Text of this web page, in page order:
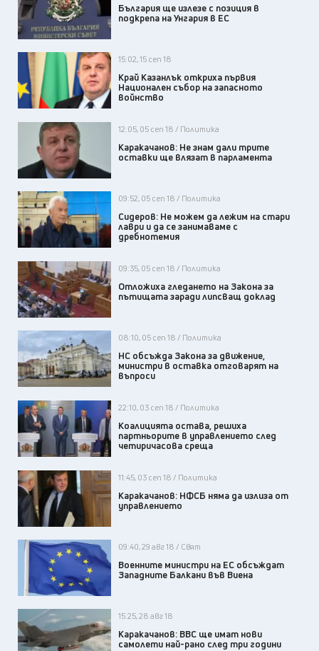
България ще излезе с позиция в
подкрепа на Унгария в ЕС
15:02, 15 сеп 18
Край Казанлък откриха първия
Национален събор на запасното
войнство
12:05, 05 сеп 18 / Политика
Каракачанов: Не знам дали трите
оставки ще влязат в парламента
09:52, 05 сеп 18 / Политика
Сидеров: Не можем да лежим на стари
лаври и да се занимаваме с
дребнотемия
09:35, 05 сеп 18 / Политика
Отложиха гледането на Закона за
пътищата заради липсващ доклад
08:10, 05 сеп 18 / Политика
НС обсъжда Закона за движение,
министри в оставка отговарят на
въпроси
22:10, 03 сеп 18 / Политика
Коалицията остава, решиха
партньорите в управлението след
четиричасова среща
11:45, 03 сеп 18 / Политика
Каракачанов: НФСБ няма да излиза от
управлението
09:40, 29 авг 18 / Свят
Военните министри на ЕС обсъждат
Западните Балкани във Виена
15:25, 28 авг 18
Каракачанов: ВВС ще имат нови
самолети най-рано след три години